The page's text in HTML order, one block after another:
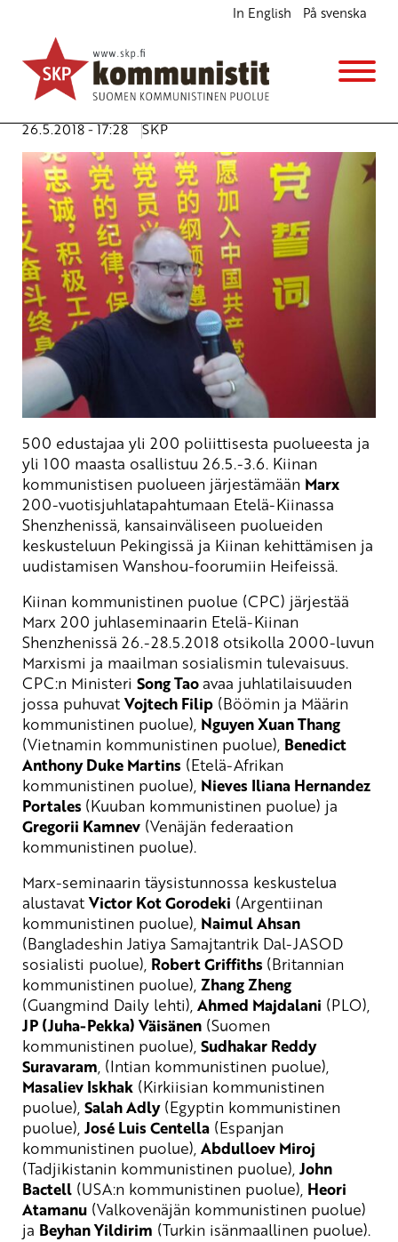
In English På svenska
Puheenjohtaja Väisänen liekeissä Kiinassa
Ajankohtaista
Avainsanat:CPC,dialogipolitiikka,Kiina
26.5.2018 - 17:28
SKP
500 edustajaa yli 200 poliittisesta puolueesta ja
yli 100 maasta osallistuu 26.5.-3.6. Kiinan
kommunistisen puolueen järjestämään Marx
200-vuotisjuhlatapahtumaan Etelä-Kiinassa
Shenzhenissä, kansainväliseen puolueiden
keskusteluun Pekingissä ja Kiinan kehittämisen ja
uudistamisen Wanshou-foorumiin Heifeissä.
Kiinan kommunistinen puolue (CPC) järjestää
Marx 200 juhlaseminaarin Etelä-Kiinan
Shenzhenissä 26.-28.5.2018 otsikolla 2000-luvun
Marxismi ja maailman sosialismin tulevaisuus.
CPC:n Ministeri Song Taoavaa juhlatilaisuuden
jossa puhuvat Vojtech Filip (Böömin ja Määrin
kommunistinen puolue), Nguyen Xuan Thang
(Vietnamin kommunistinen puolue), Benedict
Anthony Duke Martins (Etelä-Afrikan
kommunistinen puolue), Nieves Iliana Hernandez
Portales (Kuuban kommunistinen puolue) ja
Gregorii Kamnev (Venäjän federaation
kommunistinen puolue).
Marx-seminaarin täysistunnossa keskustelua
alustavat Victor Kot Gorodeki (Argentiinan
kommunistinen puolue), Naimul Ahsan
(Bangladeshin Jatiya Samajtantrik Dal-JASOD
sosialisti puolue), Robert Griffiths (Britannian
kommunistinen puolue), Zhang Zheng
(Guangmind Daily lehti), Ahmed Majdalani (PLO),
JP (Juha-Pekka) Väisänen (Suomen
kommunistinen puolue), Sudhakar Reddy
Suravaram , (Intian kommunistinen puolue),
Masaliev Iskhak (Kirkiisian kommunistinen
puolue), Salah Adly(Egyptin kommunistinen
puolue), José Luis Centella (Espanjan
kommunistinen puolue), Abdulloev Miroj
(Tadjikistanin kommunistinen puolue), John
Bactell (USA:n kommunistinen puolue), Heori
Atamanu (Valkovenäjän kommunistinen puolue)
ja Beyhan Yildirim (Turkin isänmaallinen puolue).